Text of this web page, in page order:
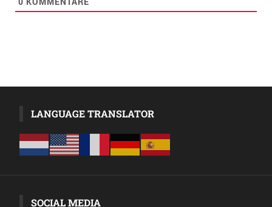
LANGUAGE TRANSLATOR
SOCIAL MEDIA